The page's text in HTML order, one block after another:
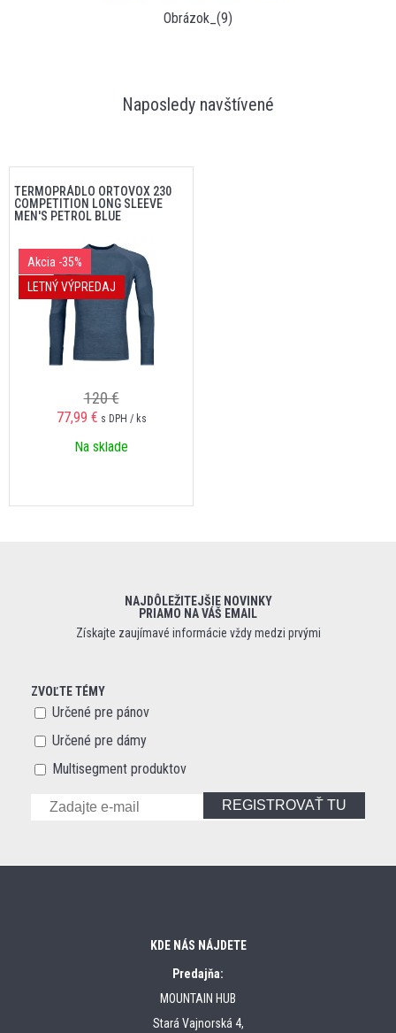
Obrázok_(9)
Naposledy navštívené
TERMOPRÁDLO ORTOVOX 230
COMPETITION LONG SLEEVE
MEN'S PETROL BLUE
Akcia -35%
LETNÝ VÝPREDAJ
120 €
77,99 € s DPH / ks
Na sklade
NAJDÔLEŽITEJŠIE NOVINKY
PRIAMO NA VÁŠ EMAIL
Získajte zaujímavé informácie vždy medzi prvými
ZVOĽTE TÉMY
Určené pre pánov
Určené pre dámy
Multisegment produktov
REGISTROVAŤ TU
KDE NÁS NÁJDETE
Predajňa:
MOUNTAIN HUB
Stará Vajnorská 4,